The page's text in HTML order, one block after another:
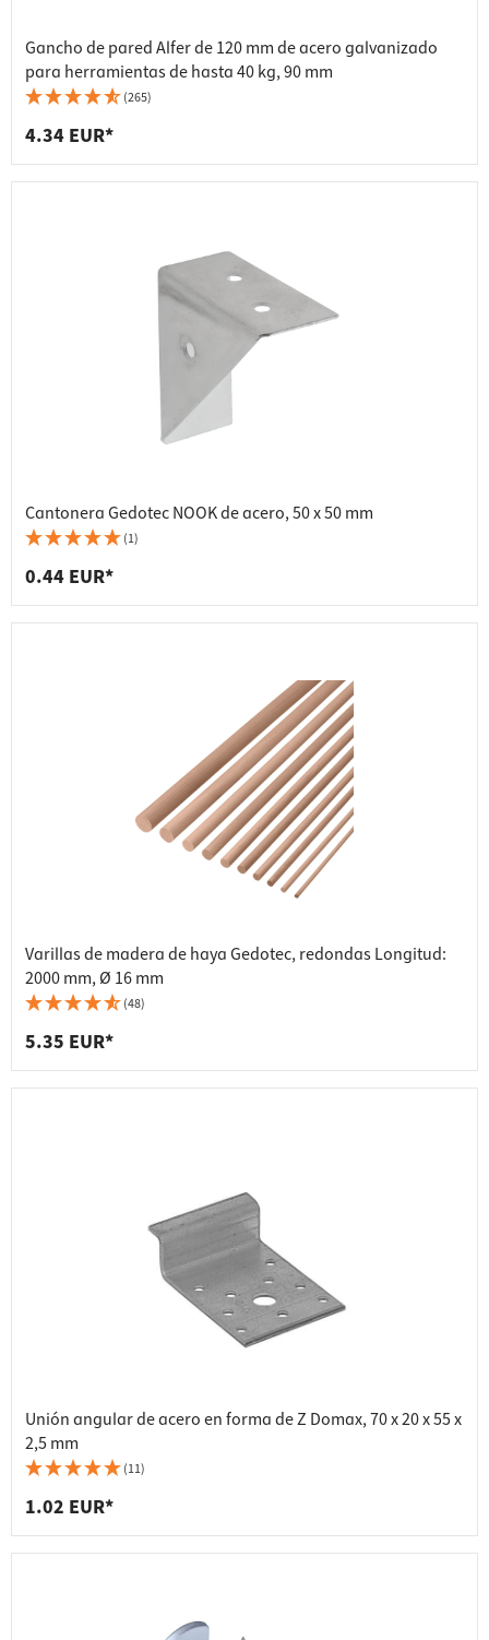
Gancho de pared Alfer de 120 mm de acero galvanizado
para herramientas de hasta 40 kg, 90 mm
(265)
4.34 EUR*
Cantonera Gedotec NOOK de acero, 50 x 50 mm
(1)
0.44 EUR*
Varillas de madera de haya Gedotec, redondas Longitud:
2000 mm, Ø 16 mm
(48)
5.35 EUR*
Unión angular de acero en forma de Z Domax, 70 x 20 x 55 x
2,5 mm
(11)
1.02 EUR*